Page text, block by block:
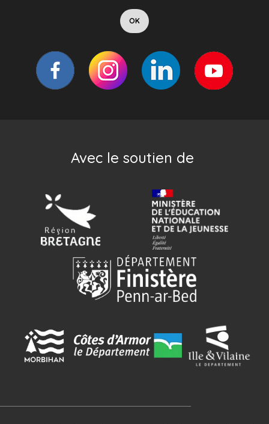
Avec le soutien de